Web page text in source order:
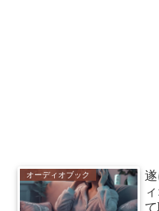
オーディオブック